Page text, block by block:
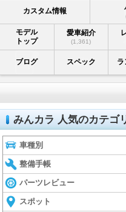
カスタム情報
モデル
トップ
愛車紹介
(1,361)
ブログ スペック ラ
みんカラ 人気のカテゴ
車種別
整備手帳
パーツレビュー
スポット